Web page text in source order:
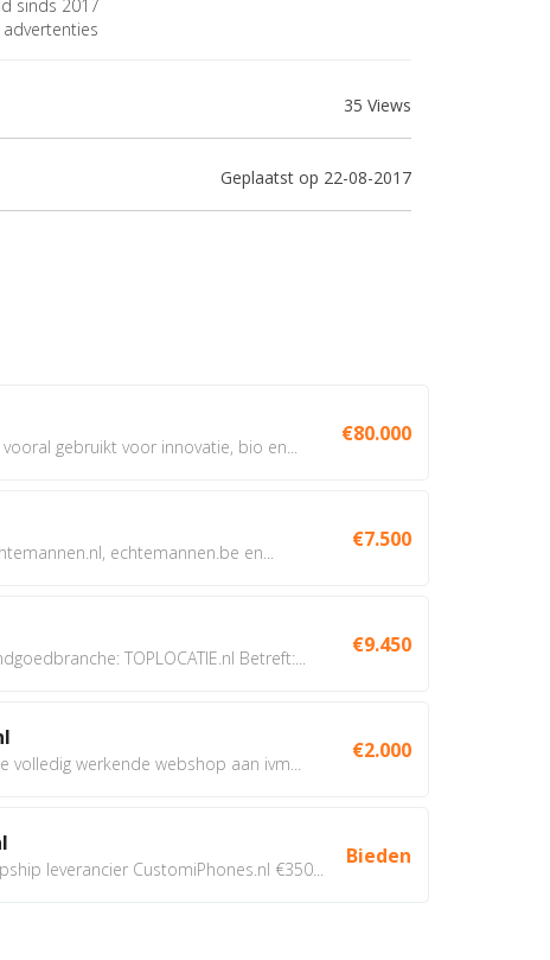
sinds 2017
advertenties
35 Views
Geplaatst op 22-08-2017
gebruikt voor innovatie, bio en...
€80.000
echtemannen.be en...
€7.500
TOPLOCATIE.nl Betreft:...
€9.450
volledig werkende webshop aan ivm...
€2.000
leverancier CustomiPhones.nl €350...
Bieden